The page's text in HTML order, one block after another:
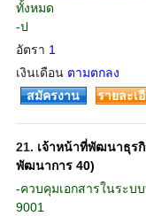
ทั้งหมด
-ป
อัตรา 1
เงินเดือน ตามตกลง
สมัครงาน รายละเ
21. เจ้าหน้าที่พัฒนาธุร
พัฒนาการ 40)
-ควบคุมเอกสารในระบ
9001